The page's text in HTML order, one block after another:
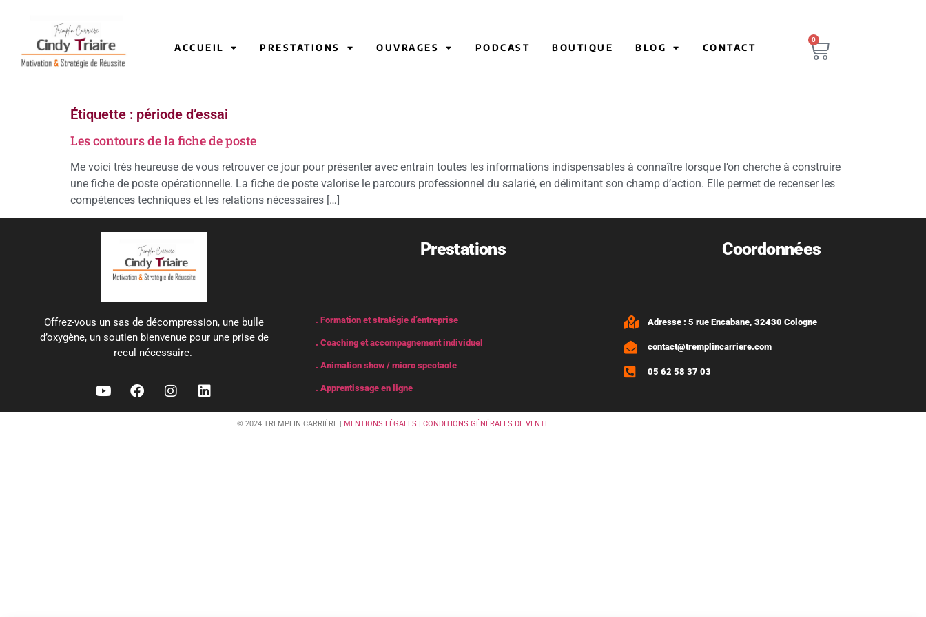
ACCUEIL PRESTATIONS OUVRAGES PODCAST BOUTIQUE BLOG CONTACT
0
Étiquette : période d’essai
Les contours de la fiche de poste
Me voici très heureuse de vous retrouver ce jour pour présenter avec entrain toutes les informations indispensables à connaître lorsque l’on cherche à construire
une fiche de poste opérationnelle. La fiche de poste valorise le parcours professionnel du salarié, en délimitant son champ d’action. Elle permet de recenser les
compétences techniques et les relations nécessaires […]
Offrez-vous un sas de décompression, une bulle
d’oxygène, un soutien bienvenue pour une prise de
recul nécessaire.
Prestations
. Formation et stratégie d’entreprise
. Coaching et accompagnement individuel
. Animation show / micro spectacle
. Apprentissage en ligne
Coordonnées
Adresse : 5 rue Encabane, 32430 Cologne
contact@tremplincarriere.com
05 62 58 37 03
© 2024 TREMPLIN CARRIÈRE | MENTIONS LÉGALES | CONDITIONS GÉNÉRALES DE VENTE